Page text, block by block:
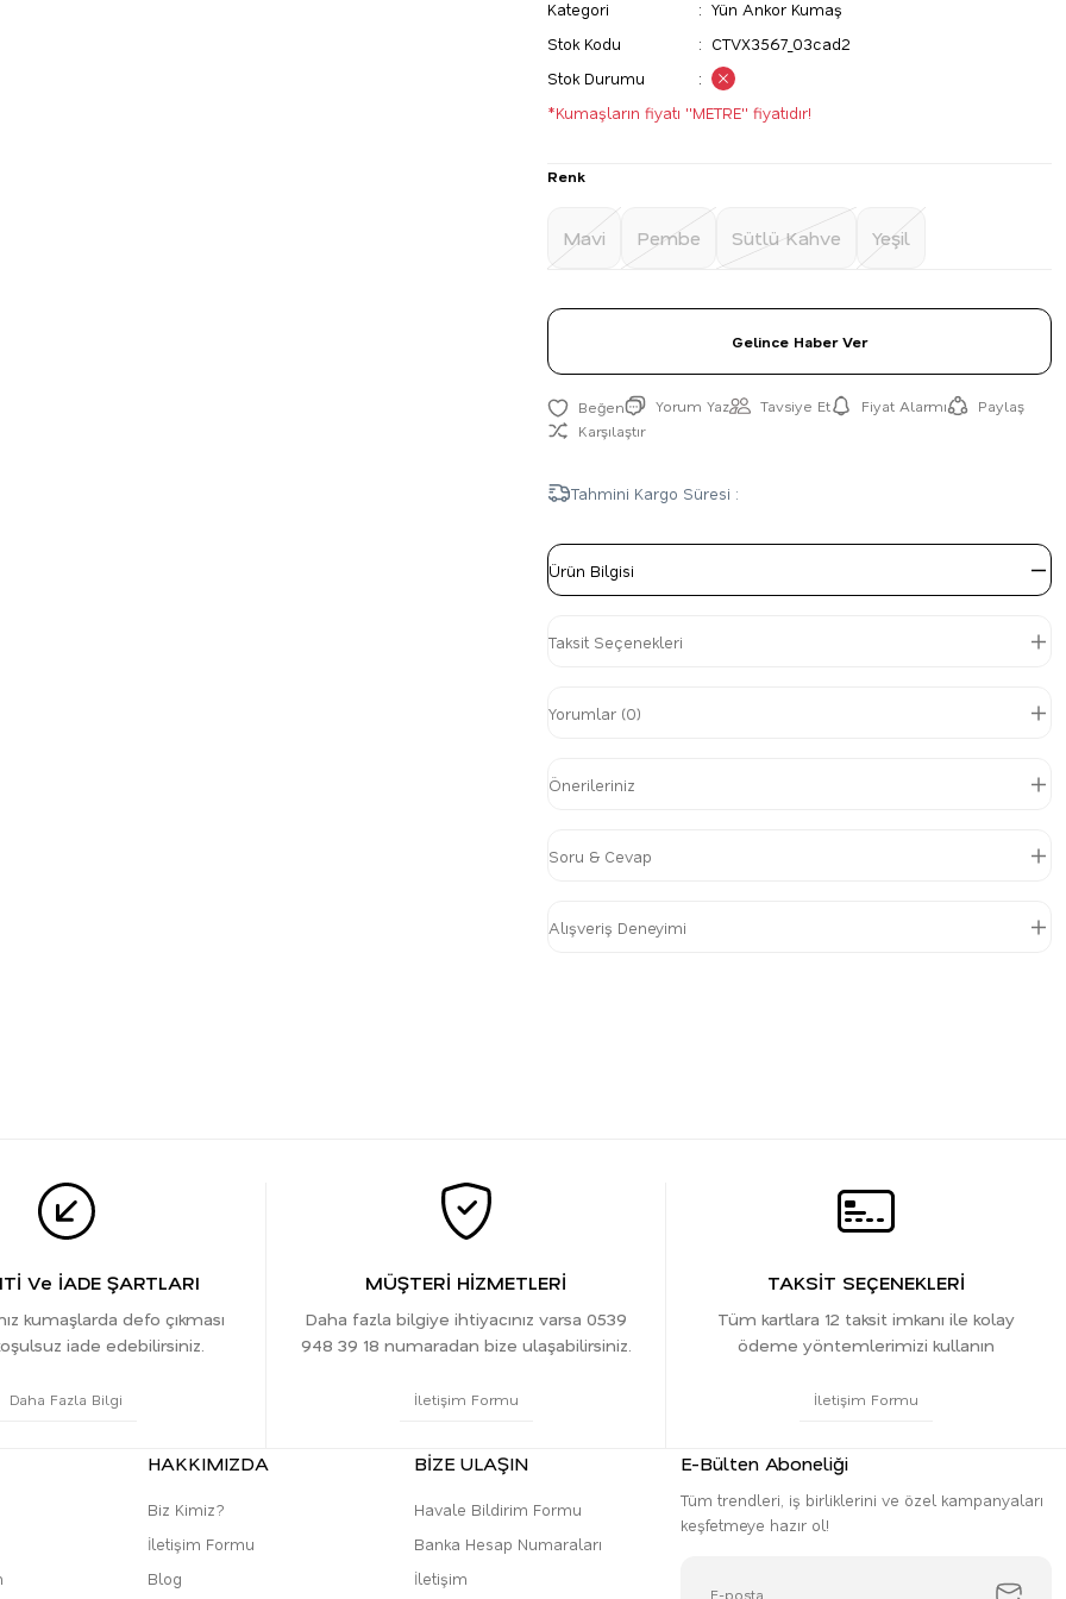
Kategori
Yün Ankor Kumaş
Stok Kodu
CTVX3567_03cad2
Stok Durumu
*Kumaşların fiyatı ''METRE'' fiyatıdır!
Renk
Mavi Pembe Sütlü Kahve Yeşil
Gelince Haber Ver
Yorum Yaz Tavsiye Et Fiyat Alarmı
Paylaş
Karşılaştır
Tahmini Kargo Süresi :
Ürün Bilgisi
Taksit Seçenekleri
Yorumlar (0)
Önerileriniz
Soru & Cevap
Alışveriş Deneyimi
Ve İADE ŞARTLARI
kumaşlarda defo çıkması
iade edebilirsiniz.
Daha Fazla Bilgi
MÜŞTERİ HİZMETLERİ
Daha fazla bilgiye ihtiyacınız varsa 0539
948 39 18 numaradan bize ulaşabilirsiniz.
İletişim Formu
TAKSİT SEÇENEKLERİ
Tüm kartlara 12 taksit imkanı ile kolay
ödeme yöntemlerimizi kullanın
İletişim Formu
HAKKIMIZDA
Biz Kimiz?
İletişim Formu
Blog
BİZE ULAŞIN
Havale Bildirim Formu
Banka Hesap Numaraları
İletişim
E-Bülten Aboneliği
Tüm trendleri, iş birliklerini ve özel kampanyaları
keşfetmeye hazır ol!